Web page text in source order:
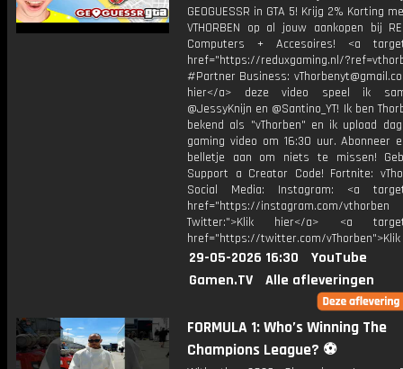
GEOGUESSR in GTA 5! Krijg 2% Korting
VTHORBEN op al jouw aankopen bij
Computers + Accesoires! <a
href="https://reduxgaming.nl/
#Partner Business:
hier</a> deze video speel ik
@JessyKnijn en @Santino_YT! Ik ben
bekend als "vThorben" en ik upload
gaming video om 16:30 uur. Abonneer
belletje aan om niets te missen!
Support a Creator Code! Fortnite:
Social Media: Instagram: <a
href="https://instagram.com/vthorben
Twitter:">Klik hier</a> <a
href="https://twitter.com/
29-05-2026 16:30
YouTube
Gamen.TV
Alle afleveringen
FORMULA 1: Who’s Winning The
Champions League? ⚽️